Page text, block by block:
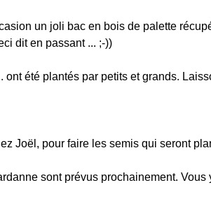
un joli bac en bois de palette
dit en passant ... ;-))
été plantés par petits et grands.
Joël, pour faire les semis qui seront
sont prévus prochainement. Vous